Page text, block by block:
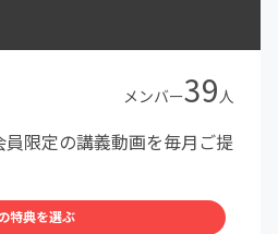
メンバー39人
員限定の講義動画を毎月ご提
特典を選ぶ